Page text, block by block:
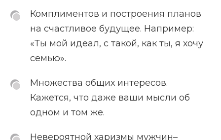
Комплиментов и построения планов
на счастливое будущее. Например:
«Ты мой идеал, с такой, как ты, я хочу
семью».
Множества общих интересов.
Кажется, что даже ваши мысли об
одном и том же.
Невероятной харизмы мужчин–